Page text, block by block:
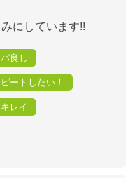
にしています!!
良し
ピートしたい！
レイ